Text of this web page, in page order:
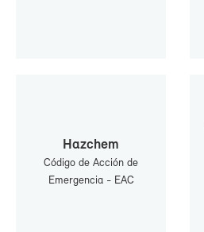
Haz­chem
Có­di­go de Ac­ción de
Emer­gen­cia - EAC